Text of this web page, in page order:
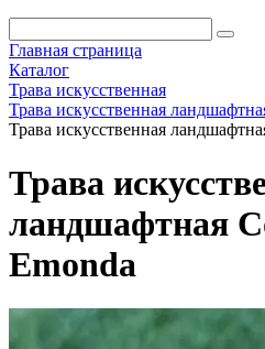
Главная страница
Каталог
Трава искусственная
Трава искусственная
Трава искусственная
Трава
ландшафтная
Emonda